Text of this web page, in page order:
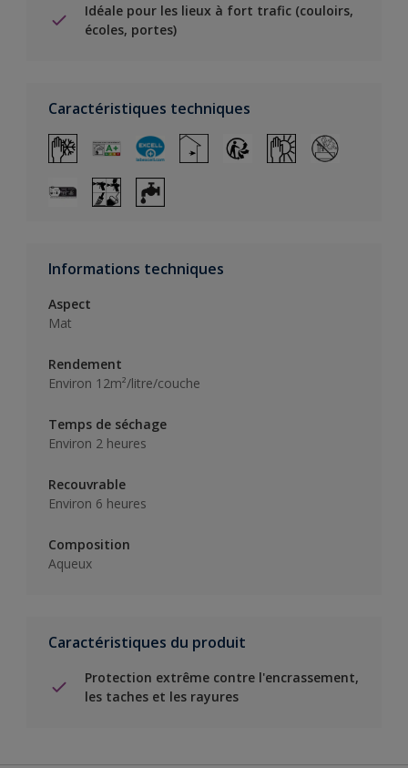
Idéale pour les lieux à fort trafic (couloirs,
écoles, portes)
Caractéristiques techniques
Informations techniques
Aspect
Mat
Rendement
Environ 12m²/litre/couche
Temps de séchage
Environ 2 heures
Recouvrable
Environ 6 heures
Composition
Aqueux
Caractéristiques du produit
Protection extrême contre l'encrassement,
les taches et les rayures